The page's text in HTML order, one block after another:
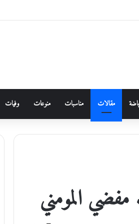
مقالات مناسبات منوعات وفيات
مفضي المومني